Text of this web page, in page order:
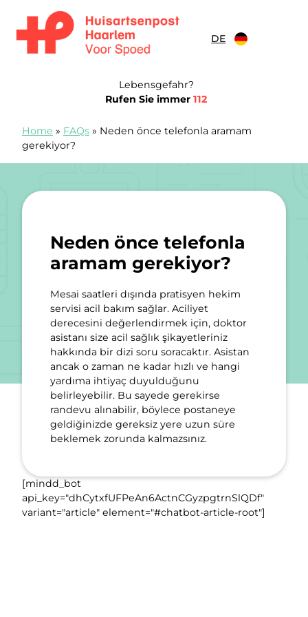
DE
Lebensgefahr?
Rufen Sie immer 112
Home » FAQs » Neden önce telefonla aramam
gerekiyor?
Neden önce telefonla
aramam gerekiyor?
Mesai saatleri dışında pratisyen hekim
servisi acil bakım sağlar. Aciliyet
derecesini değerlendirmek için, doktor
asistanı size acil sağlık şikayetleriniz
hakkında bir dizi soru soracaktır. Asistan
ancak o zaman ne kadar hızlı ve hangi
yardıma ihtiyaç duyulduğunu
belirleyebilir. Bu sayede gerekirse
randevu alınabilir, böylece postaneye
geldiğinizde gereksiz yere uzun süre
beklemek zorunda kalmazsınız.
[mindd_bot
api_key="dhCytxfUFPeAn6ActnCGyzpgtrnSlQDf"
variant="article" element="#chatbot-article-root"]